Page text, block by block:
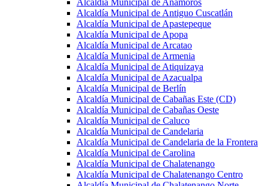
Alcaldía Municipal de Anamorós
Alcaldía Municipal de Antiguo Cuscatlán
Alcaldía Municipal de Apastepeque
Alcaldía Municipal de Apopa
Alcaldía Municipal de Arcatao
Alcaldía Municipal de Armenia
Alcaldía Municipal de Atiquizaya
Alcaldía Municipal de Azacualpa
Alcaldía Municipal de Berlín
Alcaldía Municipal de Cabañas Este (CD)
Alcaldía Municipal de Cabañas Oeste
Alcaldía Municipal de Caluco
Alcaldía Municipal de Candelaria
Alcaldía Municipal de Candelaria de la Frontera
Alcaldía Municipal de Carolina
Alcaldía Municipal de Chalatenango
Alcaldía Municipal de Chalatenango Centro